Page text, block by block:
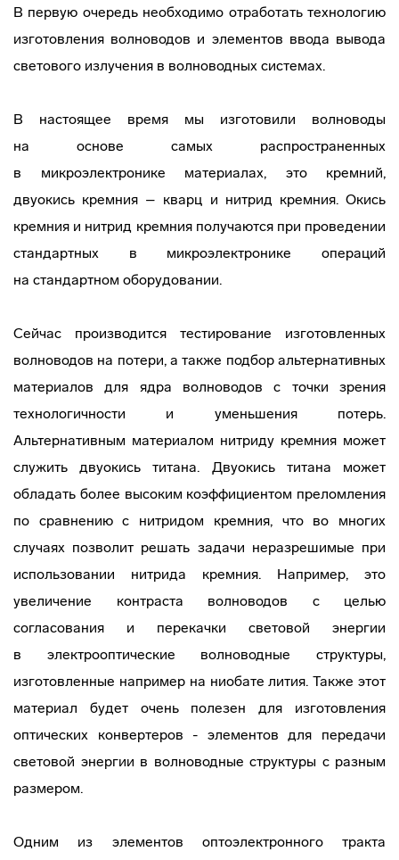
В первую очередь необходимо отработать технологию
изготовления волноводов и элементов ввода вывода
светового излучения в волноводных системах.
В настоящее время мы изготовили волноводы
на основе самых распространенных
в микроэлектронике материалах, это кремний,
двуокись кремния – кварц и нитрид кремния. Окись
кремния и нитрид кремния получаются при проведении
стандартных в микроэлектронике операций
на стандартном оборудовании.
Сейчас производится тестирование изготовленных
волноводов на потери, а также подбор альтернативных
материалов для ядра волноводов с точки зрения
технологичности и уменьшения потерь.
Альтернативным материалом нитриду кремния может
служить двуокись титана. Двуокись титана может
обладать более высоким коэффициентом преломления
по сравнению с нитридом кремния, что во многих
случаях позволит решать задачи неразрешимые при
использовании нитрида кремния. Например, это
увеличение контраста волноводов с целью
согласования и перекачки световой энергии
в электрооптические волноводные структуры,
изготовленные например на ниобате лития. Также этот
материал будет очень полезен для изготовления
оптических конвертеров - элементов для передачи
световой энергии в волноводные структуры с разным
размером.
Одним из элементов оптоэлектронного тракта